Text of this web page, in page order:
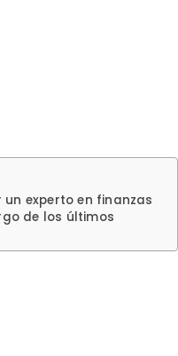
experto en finanzas
de los últimos